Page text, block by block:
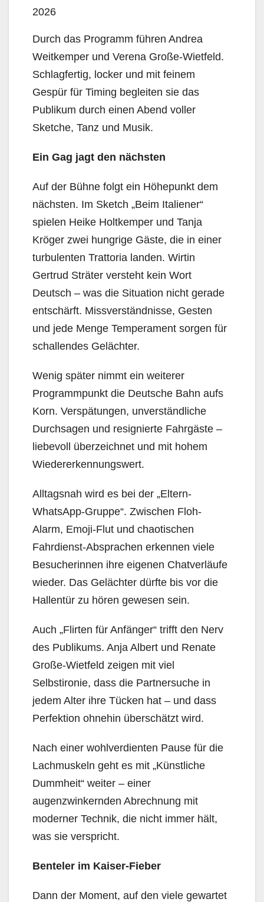
2026
Durch das Programm führen Andrea
Weitkemper und Verena Große-Wietfeld.
Schlagfertig, locker und mit feinem
Gespür für Timing begleiten sie das
Publikum durch einen Abend voller
Sketche, Tanz und Musik.
Ein Gag jagt den nächsten
Auf der Bühne folgt ein Höhepunkt dem
nächsten. Im Sketch „Beim Italiener“
spielen Heike Holtkemper und Tanja
Kröger zwei hungrige Gäste, die in einer
turbulenten Trattoria landen. Wirtin
Gertrud Sträter versteht kein Wort
Deutsch – was die Situation nicht gerade
entschärft. Missverständnisse, Gesten
und jede Menge Temperament sorgen für
schallendes Gelächter.
Wenig später nimmt ein weiterer
Programmpunkt die Deutsche Bahn aufs
Korn. Verspätungen, unverständliche
Durchsagen und resignierte Fahrgäste –
liebevoll überzeichnet und mit hohem
Wiedererkennungswert.
Alltagsnah wird es bei der „Eltern-
WhatsApp-Gruppe“. Zwischen Floh-
Alarm, Emoji-Flut und chaotischen
Fahrdienst-Absprachen erkennen viele
Besucherinnen ihre eigenen Chatverläufe
wieder. Das Gelächter dürfte bis vor die
Hallentür zu hören gewesen sein.
Auch „Flirten für Anfänger“ trifft den Nerv
des Publikums. Anja Albert und Renate
Große-Wietfeld zeigen mit viel
Selbstironie, dass die Partnersuche in
jedem Alter ihre Tücken hat – und dass
Perfektion ohnehin überschätzt wird.
Nach einer wohlverdienten Pause für die
Lachmuskeln geht es mit „Künstliche
Dummheit“ weiter – einer
augenzwinkernden Abrechnung mit
moderner Technik, die nicht immer hält,
was sie verspricht.
Benteler im Kaiser-Fieber
Dann der Moment, auf den viele gewartet